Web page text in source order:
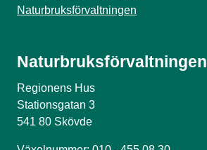
Naturbruksförvaltningen
Naturbruksförvaltningen
Regionens Hus
Stationsgatan 3
541 80 Skövde